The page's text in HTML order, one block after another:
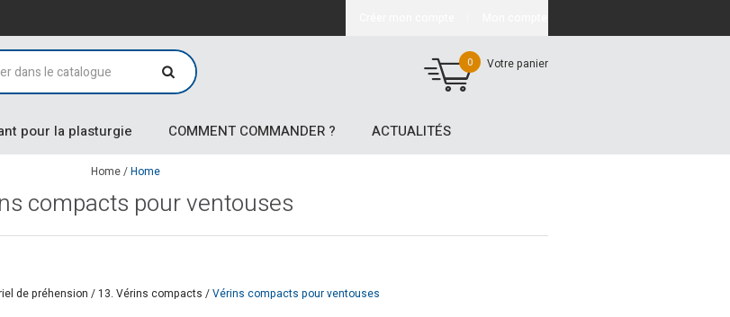
0 Votre panier
pour la plasturgie COMMENT COMMANDER ? ACTUALITÉS
Home/Home
compacts pour ventouses
de préhension /13. Vérins compacts /Vérins compacts pour ventouses